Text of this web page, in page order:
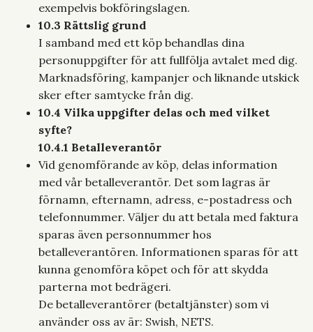
exempelvis bokföringslagen.
10.3 Rättslig grund
I samband med ett köp behandlas dina
personuppgifter för att fullfölja avtalet med dig.
Marknadsföring, kampanjer och liknande utskick
sker efter samtycke från dig.
10.4 Vilka uppgifter delas och med vilket
syfte?
10.4.1 Betalleverantör
Vid genomförande av köp, delas information
med vår betalleverantör. Det som lagras är
förnamn, efternamn, adress, e-postadress och
telefonnummer. Väljer du att betala med faktura
sparas även personnummer hos
betalleverantören. Informationen sparas för att
kunna genomföra köpet och för att skydda
parterna mot bedrägeri.
De betalleverantörer (betaltjänster) som vi
använder oss av är: Swish, NETS.